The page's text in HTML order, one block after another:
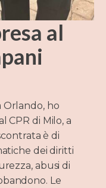
al
Orlando, ho
CPR di Milo, a
è di
dei diritti
abusi di
Le